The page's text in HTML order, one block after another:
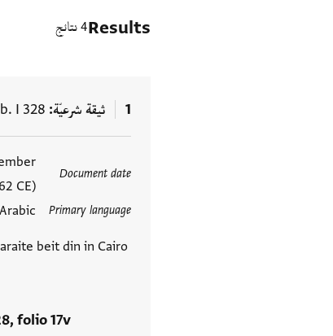
Results4 نتائج
1 ثيقة شرعيّة I 328
Document date
CE)
Primary language
beit din in Cairo
folio 17v
العلامات